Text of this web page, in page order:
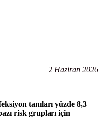
2 Haziran 2026
tanıları yüzde 8,3
risk grupları için